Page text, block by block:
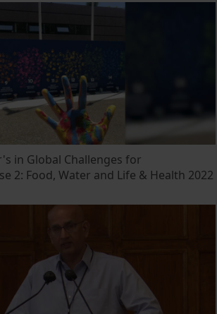
in Global Challenges for
2: Food, Water and Life & Health 2022